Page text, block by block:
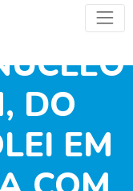
FINAL
DO
EM